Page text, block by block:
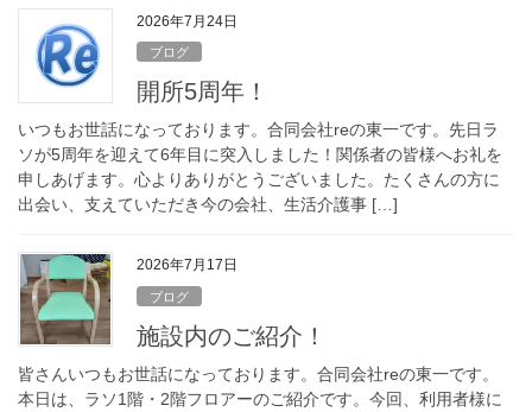
2026年7月24日
ブログ
開所5周年！
いつもお世話になっております。合同会社reの東一です。先日ラ
ソが5周年を迎えて6年目に突入しました！関係者の皆様へお礼を
申しあげます。心よりありがとうございました。たくさんの方に
出会い、支えていただき今の会社、生活介護事 […]
2026年7月17日
ブログ
施設内のご紹介！
皆さんいつもお世話になっております。合同会社reの東一です。
本日は、ラソ1階・2階フロアーのご紹介です。今回、利用者様に